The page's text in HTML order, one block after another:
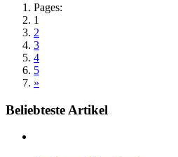
Pages:
1
2
3
4
5
»
Beliebteste Artikel